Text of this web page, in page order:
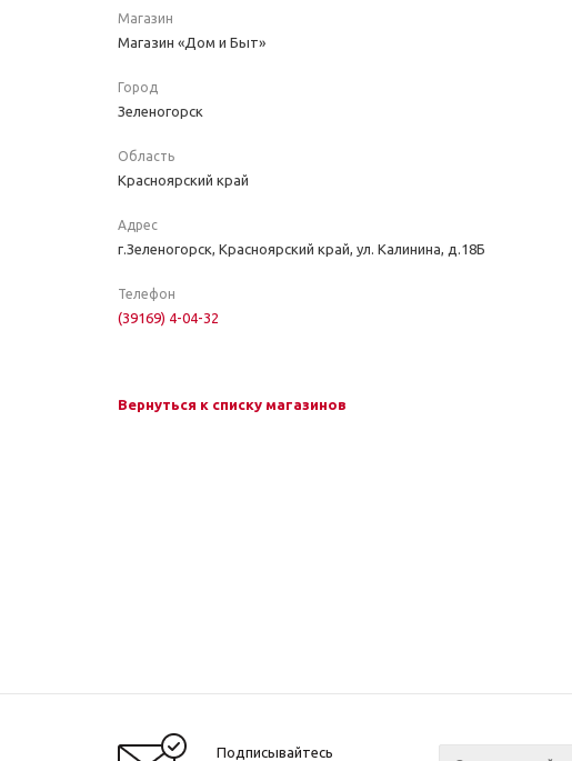
Магазин
Магазин «Дом и Быт»
Город
Зеленогорск
Область
Красноярский край
Адрес
г.Зеленогорск, Красноярский край, ул. Калинина, д.18Б
Телефон
(39169) 4-04-32
Вернуться к списку магазинов
Подписывайтесь